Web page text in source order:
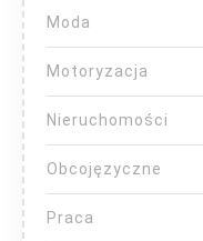
Moda
Motoryzacja
Nieruchomości
Obcojęzyczne
Praca